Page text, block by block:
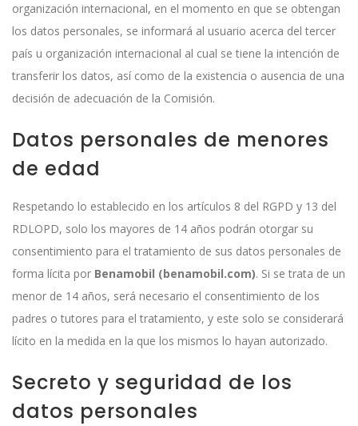
organización internacional, en el momento en que se obtengan
los datos personales, se informará al usuario acerca del tercer
país u organización internacional al cual se tiene la intención de
transferir los datos, así como de la existencia o ausencia de una
decisión de adecuación de la Comisión.
Datos personales de menores
de edad
Respetando lo establecido en los artículos 8 del RGPD y 13 del
RDLOPD, solo los mayores de 14 años podrán otorgar su
consentimiento para el tratamiento de sus datos personales de
forma lícita por Benamobil (benamobil.com). Si se trata de un
menor de 14 años, será necesario el consentimiento de los
padres o tutores para el tratamiento, y este solo se considerará
lícito en la medida en la que los mismos lo hayan autorizado.
Secreto y seguridad de los
datos personales